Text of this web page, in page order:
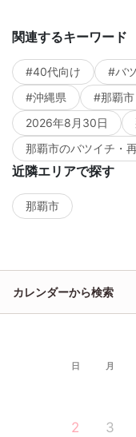
関連するキーワード
#40代向け #バ
#沖縄県
#那覇市
2026年8月30日
那覇市のバツイチ・
近隣エリアで探す
那覇市
カレンダーから検索
日 月
2
3